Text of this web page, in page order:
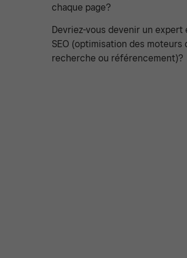
chaque page?
Devriez-vous devenir un expert
SEO (optimisation des moteurs
recherche ou référencement)?